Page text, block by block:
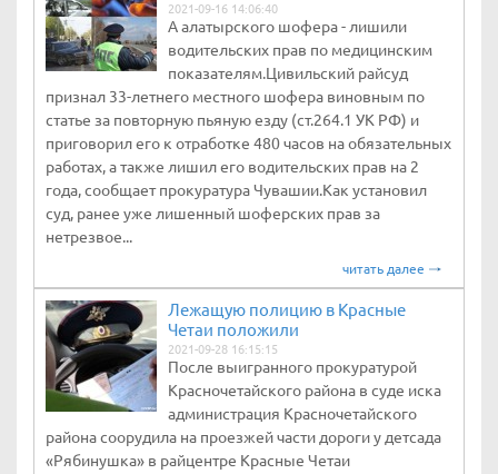
2021-09-16 14:06:40
А алатырского шофера - лишили
водительских прав по медицинским
показателям.Цивильский райсуд
признал 33-летнего местного шофера виновным по
статье за повторную пьяную езду (ст.264.1 УК РФ) и
приговорил его к отработке 480 часов на обязательных
работах, а также лишил его водительских прав на 2
года, сообщает прокуратура Чувашии.Как установил
суд, ранее уже лишенный шоферских прав за
нетрезвое...
читать далее
Лежащую полицию в Красные
Четаи положили
2021-09-28 16:15:15
После выигранного прокуратурой
Красночетайского района в суде иска
администрация Красночетайского
района соорудила на проезжей части дороги у детсада
«Рябинушка» в райцентре Красные Четаи